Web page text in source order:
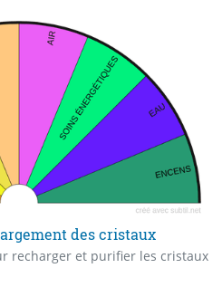
des cristaux
recharger et purifier les cristaux